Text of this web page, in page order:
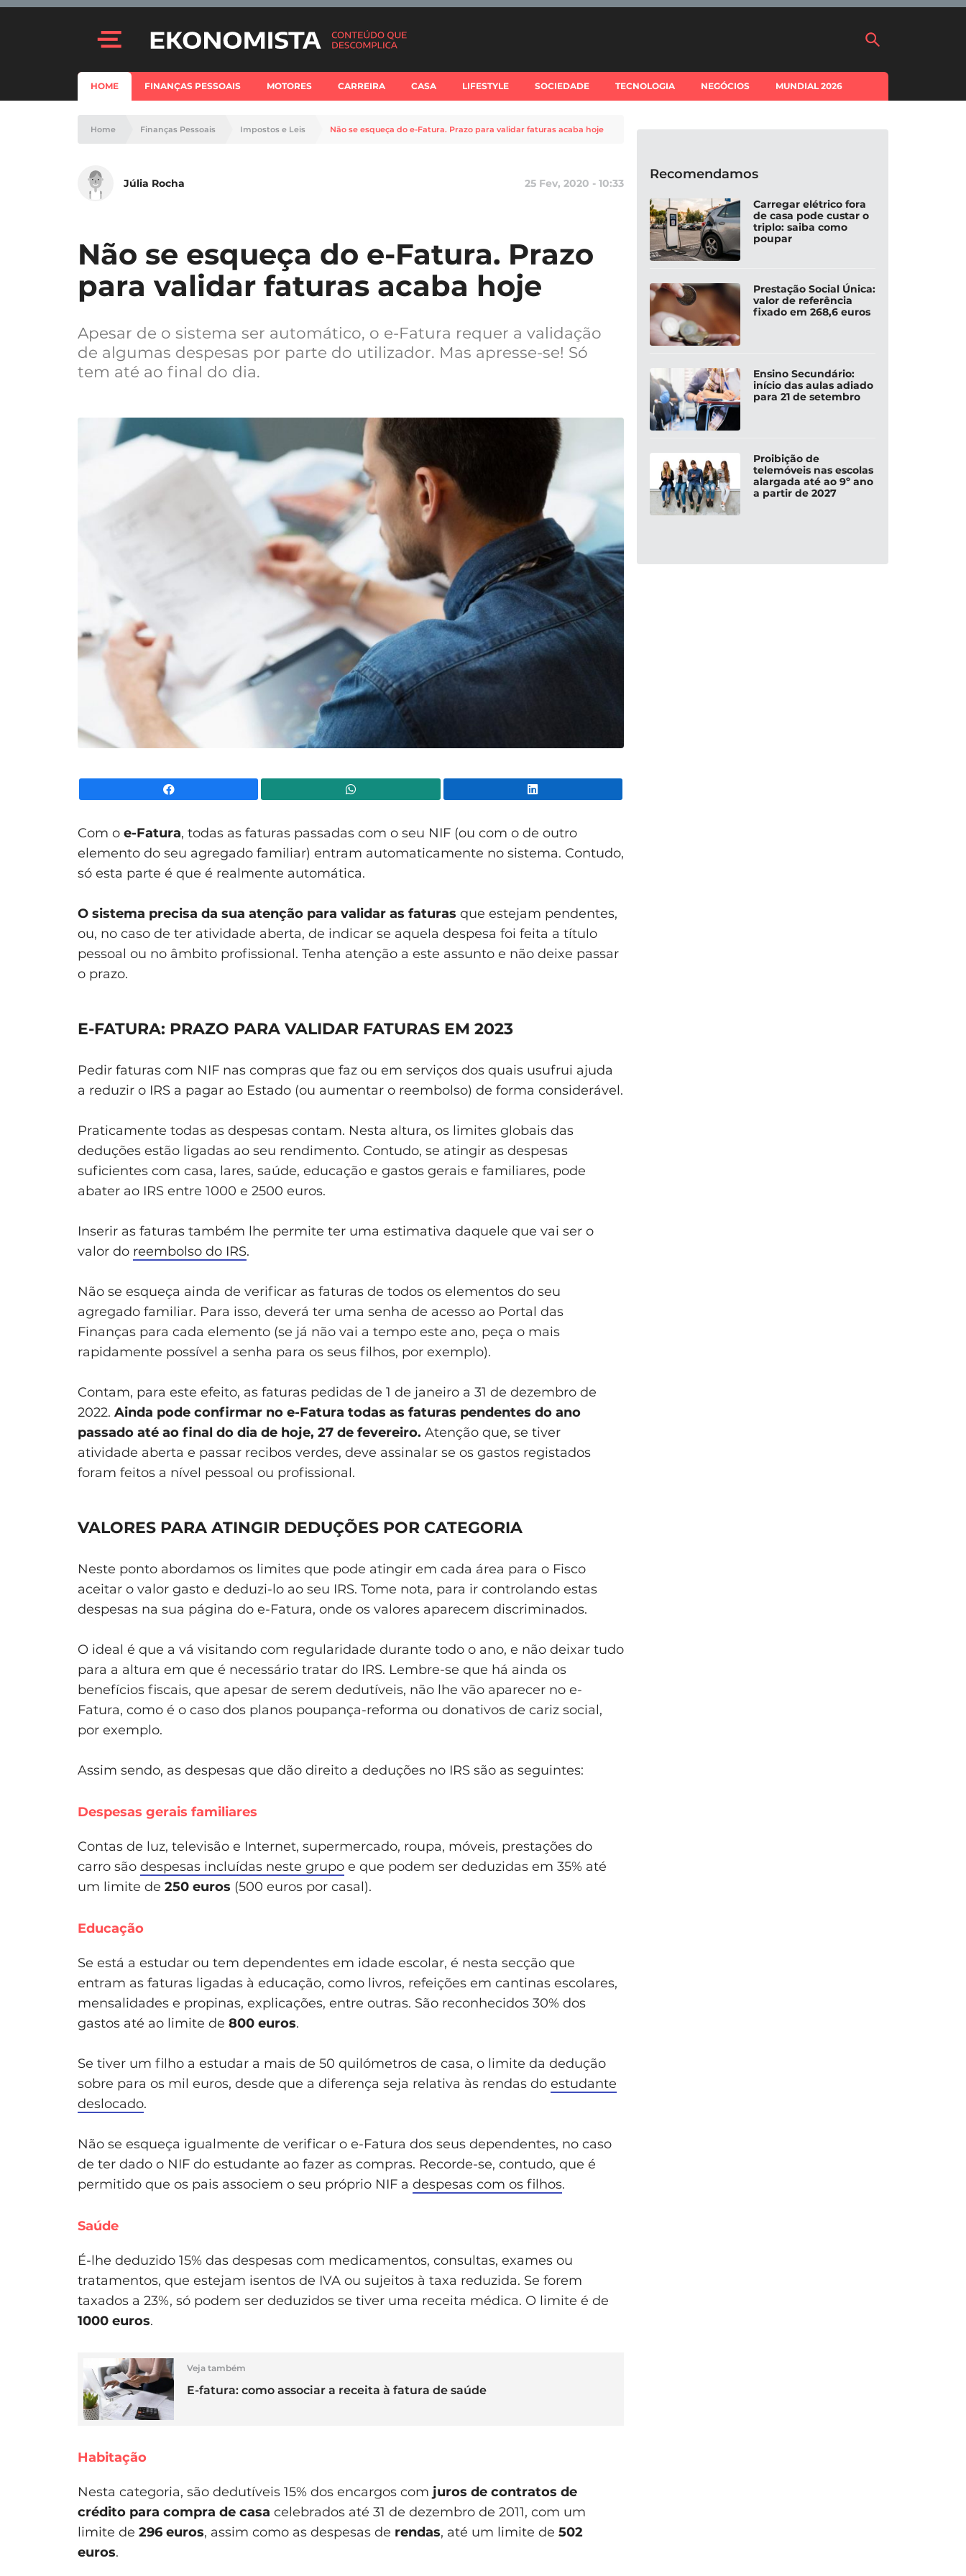
HOME FINANÇAS PESSOAIS MOTORES CARREIRA CASA LIFESTYLE SOCIEDADE TECNOLOGIA NEGÓCIOS MUNDIAL 2026
Home Finanças Pessoais Impostos e Leis Não se esqueça do e-Fatura. Prazo para validar faturas acaba hoje
Júlia Rocha 25 Fev, 2020 - 10:33
Não se esqueça do e-Fatura. Prazo
para validar faturas acaba hoje
Apesar de o sistema ser automático, o e-Fatura requer a validação
de algumas despesas por parte do utilizador. Mas apresse-se! Só
tem até ao final do dia.
Com o e-Fatura, todas as faturas passadas com o seu NIF (ou com o de outro
elemento do seu agregado familiar) entram automaticamente no sistema. Contudo,
só esta parte é que é realmente automática.
O sistema precisa da sua atenção para validar as faturas que estejam pendentes,
ou, no caso de ter atividade aberta, de indicar se aquela despesa foi feita a título
pessoal ou no âmbito profissional. Tenha atenção a este assunto e não deixe passar
o prazo.
E-FATURA: PRAZO PARA VALIDAR FATURAS EM 2023
Pedir faturas com NIF nas compras que faz ou em serviços dos quais usufrui ajuda
a reduzir o IRS a pagar ao Estado (ou aumentar o reembolso) de forma considerável.
Praticamente todas as despesas contam. Nesta altura, os limites globais das
deduções estão ligadas ao seu rendimento. Contudo, se atingir as despesas
suficientes com casa, lares, saúde, educação e gastos gerais e familiares, pode
abater ao IRS entre 1000 e 2500 euros.
Inserir as faturas também lhe permite ter uma estimativa daquele que vai ser o
valor do reembolso do IRS.
Não se esqueça ainda de verificar as faturas de todos os elementos do seu
agregado familiar. Para isso, deverá ter uma senha de acesso ao Portal das
Finanças para cada elemento (se já não vai a tempo este ano, peça o mais
rapidamente possível a senha para os seus filhos, por exemplo).
Contam, para este efeito, as faturas pedidas de 1 de janeiro a 31 de dezembro de
2022. Ainda pode confirmar no e-Fatura todas as faturas pendentes do ano
passado até ao final do dia de hoje, 27 de fevereiro. Atenção que, se tiver
atividade aberta e passar recibos verdes, deve assinalar se os gastos registados
foram feitos a nível pessoal ou profissional.
VALORES PARA ATINGIR DEDUÇÕES POR CATEGORIA
Neste ponto abordamos os limites que pode atingir em cada área para o Fisco
aceitar o valor gasto e deduzi-lo ao seu IRS. Tome nota, para ir controlando estas
despesas na sua página do e-Fatura, onde os valores aparecem discriminados.
O ideal é que a vá visitando com regularidade durante todo o ano, e não deixar tudo
para a altura em que é necessário tratar do IRS. Lembre-se que há ainda os
benefícios fiscais, que apesar de serem dedutíveis, não lhe vão aparecer no e-
Fatura, como é o caso dos planos poupança-reforma ou donativos de cariz social,
por exemplo.
Assim sendo, as despesas que dão direito a deduções no IRS são as seguintes:
Despesas gerais familiares
Contas de luz, televisão e Internet, supermercado, roupa, móveis, prestações do
carro são despesas incluídas neste grupo e que podem ser deduzidas em 35% até
um limite de 250 euros (500 euros por casal).
Educação
Se está a estudar ou tem dependentes em idade escolar, é nesta secção que
entram as faturas ligadas à educação, como livros, refeições em cantinas escolares,
mensalidades e propinas, explicações, entre outras. São reconhecidos 30% dos
gastos até ao limite de 800 euros.
Se tiver um filho a estudar a mais de 50 quilómetros de casa, o limite da dedução
sobre para os mil euros, desde que a diferença seja relativa às rendas do estudante
deslocado.
Não se esqueça igualmente de verificar o e-Fatura dos seus dependentes, no caso
de ter dado o NIF do estudante ao fazer as compras. Recorde-se, contudo, que é
permitido que os pais associem o seu próprio NIF a despesas com os filhos.
Saúde
É-lhe deduzido 15% das despesas com medicamentos, consultas, exames ou
tratamentos, que estejam isentos de IVA ou sujeitos à taxa reduzida. Se forem
taxados a 23%, só podem ser deduzidos se tiver uma receita médica. O limite é de
1000 euros.
Veja também
E-fatura: como associar a receita à fatura de saúde
Habitação
Nesta categoria, são dedutíveis 15% dos encargos com juros de contratos de
crédito para compra de casa celebrados até 31 de dezembro de 2011, com um
limite de 296 euros, assim como as despesas de rendas, até um limite de 502
euros.
Recomendamos
Carregar elétrico fora
de casa pode custar o
triplo: saiba como
poupar
Prestação Social Única:
valor de referência
fixado em 268,6 euros
Ensino Secundário:
início das aulas adiado
para 21 de setembro
Proibição de
telemóveis nas escolas
alargada até ao 9º ano
a partir de 2027